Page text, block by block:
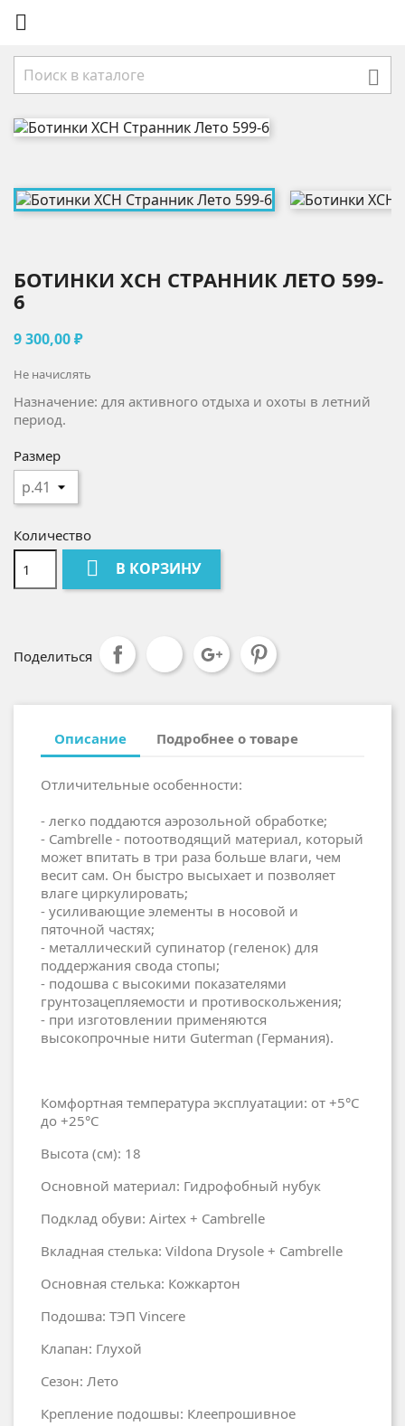


БОТИНКИ ХСН СТРАННИК ЛЕТО 599-
6
9 300,00 ₽
Не начислять
Назначение: для активного отдыха и охоты в летний
период.
Размер
Количество
 В КОРЗИНУ
Поделиться
Описание Подробнее о товаре
Отличительные особенности:
- легко поддаются аэрозольной обработке;
- Cambrelle - потоотводящий материал, который
может впитать в три раза больше влаги, чем
весит сам. Он быстро высыхает и позволяет
влаге циркулировать;
- усиливающие элементы в носовой и
пяточной частях;
- металлический супинатор (геленок) для
поддержания свода стопы;
- подошва с высокими показателями
грунтозацепляемости и противоскольжения;
- при изготовлении применяются
высокопрочные нити Guterman (Германия).
Комфортная температура эксплуатации: от +5°С
до +25°С
Высота (см): 18
Основной материал: Гидрофобный нубук
Подклад обуви: Airtex + Cambrelle
Вкладная стелька: Vildona Drysole + Cambrelle
Основная стелька: Кожкартон
Подошва: ТЭП Vincere
Клапан: Глухой
Сезон: Лето
Крепление подошвы: Клеепрошивное